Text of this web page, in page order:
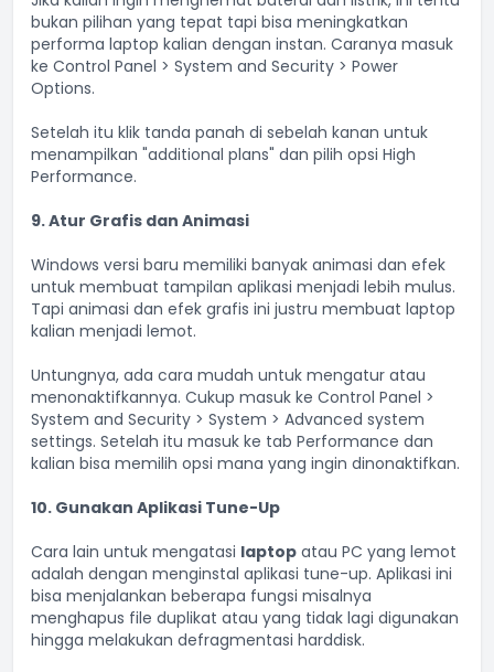
bukan pilihan yang tepat tapi bisa meningkatkan
performa laptop kalian dengan instan. Caranya masuk
ke Control Panel > System and Security > Power
Options.
Setelah itu klik tanda panah di sebelah kanan untuk
menampilkan "additional plans" dan pilih opsi High
Performance.
9. Atur Grafis dan Animasi
Windows versi baru memiliki banyak animasi dan efek
untuk membuat tampilan aplikasi menjadi lebih mulus.
Tapi animasi dan efek grafis ini justru membuat laptop
kalian menjadi lemot.
Untungnya, ada cara mudah untuk mengatur atau
menonaktifkannya. Cukup masuk ke Control Panel >
System and Security > System > Advanced system
settings. Setelah itu masuk ke tab Performance dan
kalian bisa memilih opsi mana yang ingin dinonaktifkan.
10. Gunakan Aplikasi Tune-Up
Cara lain untuk mengatasi laptop atau PC yang lemot
adalah dengan menginstal aplikasi tune-up. Aplikasi ini
bisa menjalankan beberapa fungsi misalnya
menghapus file duplikat atau yang tidak lagi digunakan
hingga melakukan defragmentasi harddisk.